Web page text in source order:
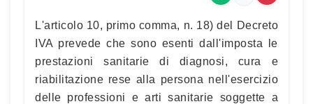
L'articolo 10, primo comma, n. 18) del Decreto
IVA prevede che sono esenti dall'imposta le
prestazioni sanitarie di diagnosi, cura e
riabilitazione rese alla persona nell'esercizio
delle professioni e arti sanitarie soggette a